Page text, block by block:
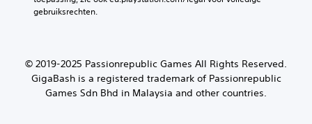
gebruiksrechten.
© 2019-2025 Passionrepublic Games All Rights Reserved.
GigaBash is a registered trademark of Passionrepublic
Games Sdn Bhd in Malaysia and other countries.